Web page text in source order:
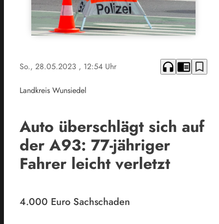
So., 28.05.2023 , 12:54 Uhr headphones chrome_reader_mode bookmark_border
Landkreis Wunsiedel
Auto überschlägt sich auf
der A93: 77-jähriger
Fahrer leicht verletzt
4.000 Euro Sachschaden